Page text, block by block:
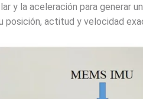
y la aceleración para generar
posición, actitud y velocidad